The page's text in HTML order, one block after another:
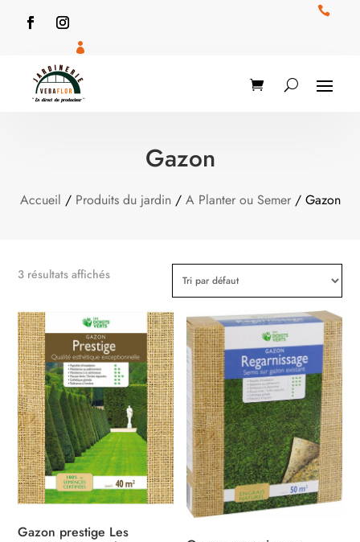


Gazon
Accueil / Produits du jardin/ A Planter ou Semer/ Gazon
3 résultats affichés
Gazon prestige Les